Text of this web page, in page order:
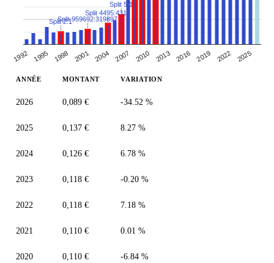
1992 1995 1998 2001 2004 2007 2010 2013 2016 2019 2022 2025
Split 2:1
Split 959692:319897
Split 4495:4314
Split 5:1
ANNÉE MONTANT VARIATION
2026 0,089 € -34.52 %
2025 0,137 € 8.27 %
2024 0,126 € 6.78 %
2023 0,118 € -0.20 %
2022 0,118 € 7.18 %
2021 0,110 € 0.01 %
2020 0,110 € -6.84 %